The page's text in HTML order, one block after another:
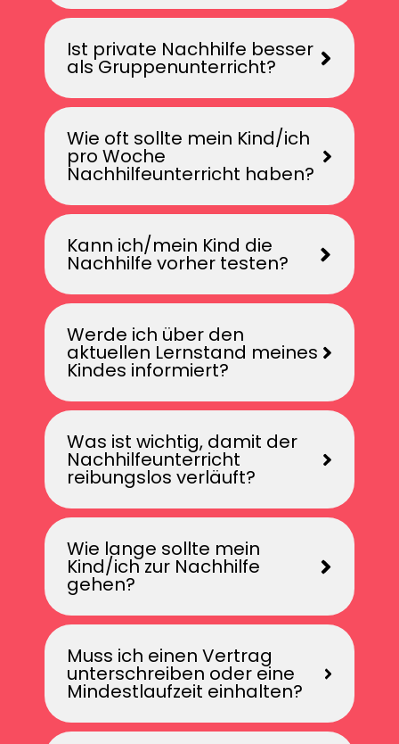
Ist private Nachhilfe besser
als Gruppenunterricht?
Wie oft sollte mein Kind/ich
pro Woche
Nachhilfeunterricht haben?
Kann ich/mein Kind die
Nachhilfe vorher testen?
Werde ich über den
aktuellen Lernstand meines
Kindes informiert?
Was ist wichtig, damit der
Nachhilfeunterricht
reibungslos verläuft?
Wie lange sollte mein
Kind/ich zur Nachhilfe
gehen?
Muss ich einen Vertrag
unterschreiben oder eine
Mindestlaufzeit einhalten?